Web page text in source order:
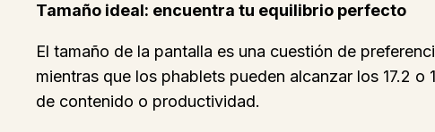
Tamaño ideal: encuentra tu equilibrio perfecto
El tamaño de la pantalla es una cuestión de
mientras que los phablets pueden alcanzar los 17.2
de contenido o productividad.